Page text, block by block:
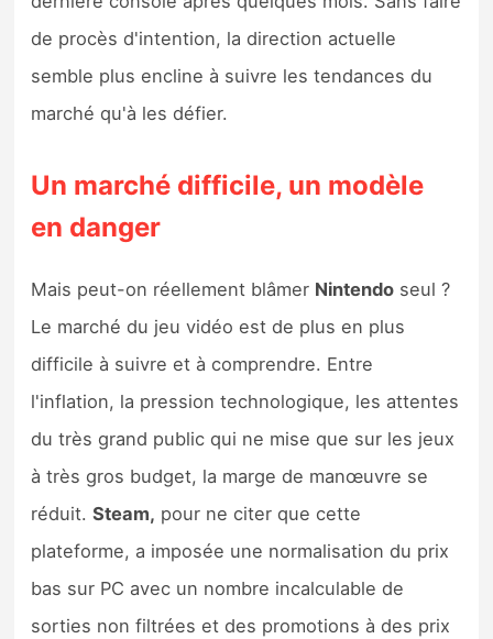
de procès d'intention, la direction actuelle
semble plus encline à suivre les tendances du
marché qu'à les défier.
Un marché difficile, un modèle
en danger
Mais peut-on réellement blâmer Nintendo seul ?
Le marché du jeu vidéo est de plus en plus
difficile à suivre et à comprendre. Entre
l'inflation, la pression technologique, les attentes
du très grand public qui ne mise que sur les jeux
à très gros budget, la marge de manœuvre se
réduit.Steam, pour ne citer que cette
plateforme, a imposée une normalisation du prix
bas sur PC avec un nombre incalculable de
sorties non filtrées et des promotions à des prix